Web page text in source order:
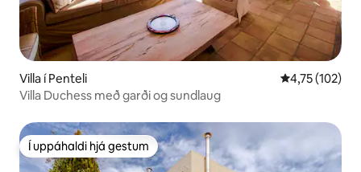
Villa í Penteli 4,75 af 5 í
4,75 (102)
Villa Duchess með garði og sundlaug
Í uppáhaldi hjá gestum
Í uppáhaldi hjá gestum